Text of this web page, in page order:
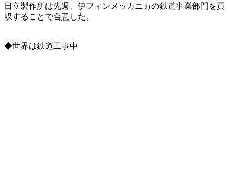
日立製作所は先週、伊フィンメッカニカの鉄道事業部門を買
収することで合意した。
◆世界は鉄道工事中